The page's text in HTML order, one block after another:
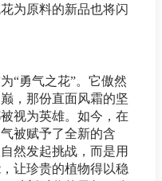
为原料的新品也将闪
“勇气之花”。它傲然
，那份直面风霜的坚
视为英雄。如今，在
被赋予了全新的含
然发起挑战，而是用
让珍贵的植物得以稳